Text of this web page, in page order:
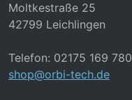
Moltkestraße 25
42799 Leichlingen
Telefon: 02175 169 780
shop@orbi-tech.de